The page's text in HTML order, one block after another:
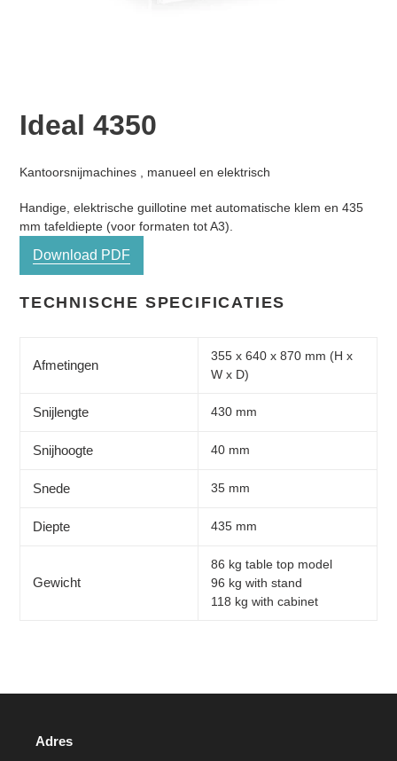
Ideal 4350
Product
aan
je
Kantoorsnijmachines , manueel en elektrisch
Handige, elektrische guillotine met automatische klem en 435
mm tafeldiepte (voor formaten tot A3).
Download PDF
TECHNISCHE SPECIFICATIES
Afmetingen
355 x 640 x 870 mm (H x
W x D)
Snijlengte 430 mm
Snijhoogte 40 mm
Snede 35 mm
Diepte 435 mm
Gewicht
86 kg table top model
96 kg with stand
118 kg with cabinet
Adres